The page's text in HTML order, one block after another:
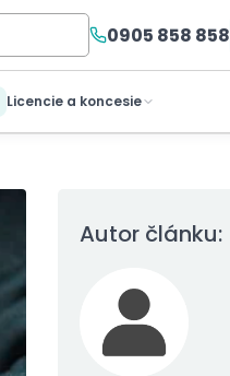
0905 858 858
Licencie a koncesie
Autor článku: